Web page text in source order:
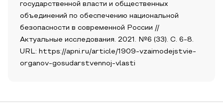
государственной власти и общественных
объединений по обеспечению национальной
безопасности в современной России //
Актуальные исследования. 2021. №6 (33). С. 6-8.
URL: https://apni.ru/article/1909-vzaimodejstvie-
organov-gosudarstvennoj-vlasti